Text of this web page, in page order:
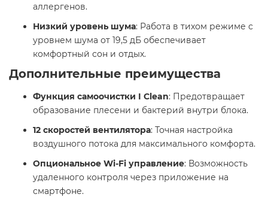
аллергенов.​
Низкий уровень шума: Работа в тихом режиме с
уровнем шума от 19,5 дБ обеспечивает
комфортный сон и отдых.​
Дополнительные преимущества
Функция самоочистки I Clean: Предотвращает
образование плесени и бактерий внутри блока.​
12 скоростей вентилятора: Точная настройка
воздушного потока для максимального комфорта.​
Опциональное Wi-Fi управление: Возможность
удаленного контроля через приложение на
смартфоне.​